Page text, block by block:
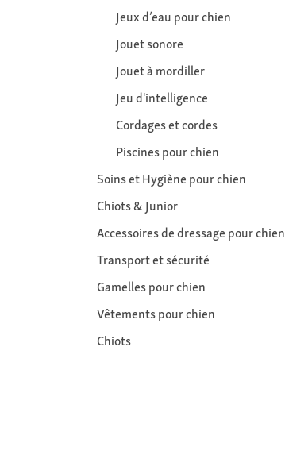
Jeux d’eau pour chien
Jouet sonore
Jouet à mordiller
Jeu d'intelligence
Cordages et cordes
Piscines pour chien
Soins et Hygiène pour chien
Chiots & Junior
Accessoires de dressage pour chien
Transport et sécurité
Gamelles pour chien
Vêtements pour chien
Chiots